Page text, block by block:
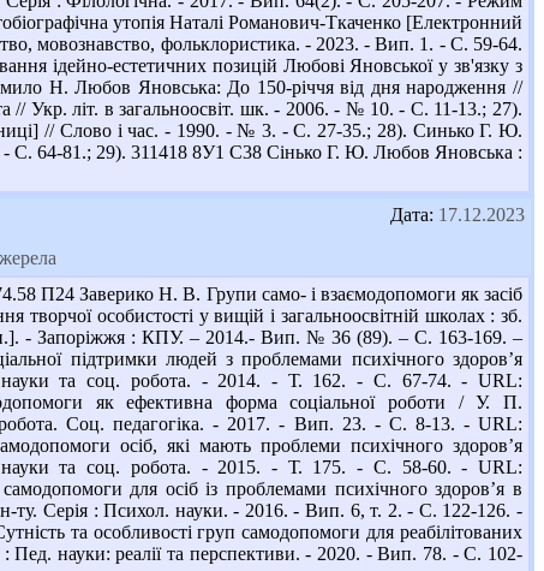
утопія Наталі Романович-Ткаченко [Електронний
мовознавство, фольклористика. - 2023. - Вип. 1. - С. 59-64.
ідейно-естетичних позицій Любові Яновської у зв'язку з
Н. Любов Яновська: До 150-річчя від дня народження //
Укр. літ. в загальноосвіт. шк. - 2006. - № 10. - С. 11-13.; 27).
// Слово і час. - 1990. - № 3. - С. 27-35.; 28). Синько Г. Ю.
С. 64-81.; 29). 311418 8У1 С38 Сінько Г. Ю. Любов Яновська :
Дата: 17.12.2023
П24 Заверико Н. В. Групи само- і взаємодопомоги як засіб
творчої особистості у вищій і загальноосвітній школах : зб.
- Запоріжжя : КПУ. – 2014.- Вип. № 36 (89). – С. 163-169. –
підтримки людей з проблемами психічного здоров’я
та соц. робота. - 2014. - Т. 162. - С. 67-74. - URL:
як ефективна форма соціальної роботи / У. П.
Соц. педагогіка. - 2017. - Вип. 23. - С. 8-13. - URL:
осіб, які мають проблеми психічного здоров’я
та соц. робота. - 2015. - Т. 175. - С. 58-60. - URL:
для осіб із проблемами психічного здоров’я в
ту. Серія : Психол. науки. - 2016. - Вип. 6, т. 2. - С. 122-126. -
та особливості груп самодопомоги для реабілітованих
науки: реалії та перспективи. - 2020. - Вип. 78. - С. 102-